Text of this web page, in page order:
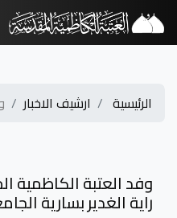
الرئيسية ارشيف الاخبار
وفد العتبة
راية الغدير بسارية